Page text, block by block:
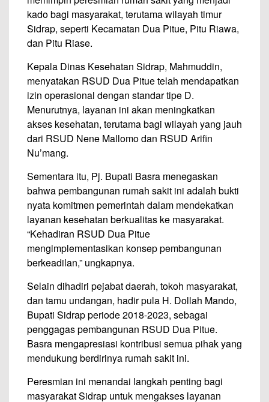
kado bagi masyarakat, terutama wilayah timur
Sidrap, seperti Kecamatan Dua Pitue, Pitu Riawa,
dan Pitu Riase.
Kepala Dinas Kesehatan Sidrap, Mahmuddin,
menyatakan RSUD Dua Pitue telah mendapatkan
izin operasional dengan standar tipe D.
Menurutnya, layanan ini akan meningkatkan
akses kesehatan, terutama bagi wilayah yang jauh
dari RSUD Nene Mallomo dan RSUD Arifin
Nu’mang.
Sementara itu, Pj. Bupati Basra menegaskan
bahwa pembangunan rumah sakit ini adalah bukti
nyata komitmen pemerintah dalam mendekatkan
layanan kesehatan berkualitas ke masyarakat.
“Kehadiran RSUD Dua Pitue
mengimplementasikan konsep pembangunan
berkeadilan,” ungkapnya.
Selain dihadiri pejabat daerah, tokoh masyarakat,
dan tamu undangan, hadir pula H. Dollah Mando,
Bupati Sidrap periode 2018-2023, sebagai
penggagas pembangunan RSUD Dua Pitue.
Basra mengapresiasi kontribusi semua pihak yang
mendukung berdirinya rumah sakit ini.
Peresmian ini menandai langkah penting bagi
masyarakat Sidrap untuk mengakses layanan